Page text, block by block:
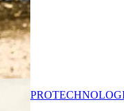
PRO